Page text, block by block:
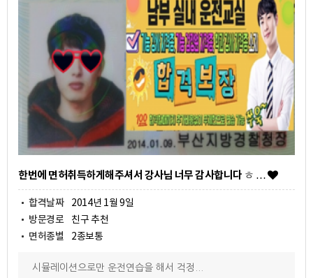
한번에 면허취득하게해주셔서 강사님 너무 감사합니다 ㅎ …
합격날짜 2014년 1월 9일
방문경로 친구 추천
면허종별 2종보통
시뮬레이션으로만 운전연습을 해서 걱정...